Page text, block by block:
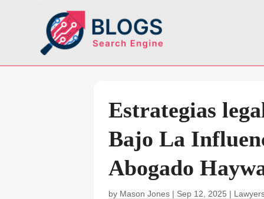
Estrategias
Bajo La
Abogado
by Mason Jones | Sep 12, 2025 |